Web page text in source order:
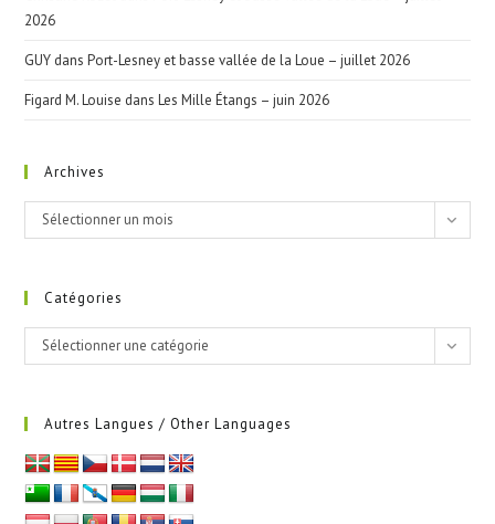
2026
GUY dansPort-Lesney et basse vallée de la Loue – juillet 2026
Figard M. Louise dansLes Mille Étangs – juin 2026
Archives
Archives
Sélectionner un mois
Catégories
Catégories
Sélectionner une catégorie
Autres Langues / Other Languages